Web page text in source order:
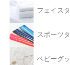
フェイス
スポーツ
ベビーグ